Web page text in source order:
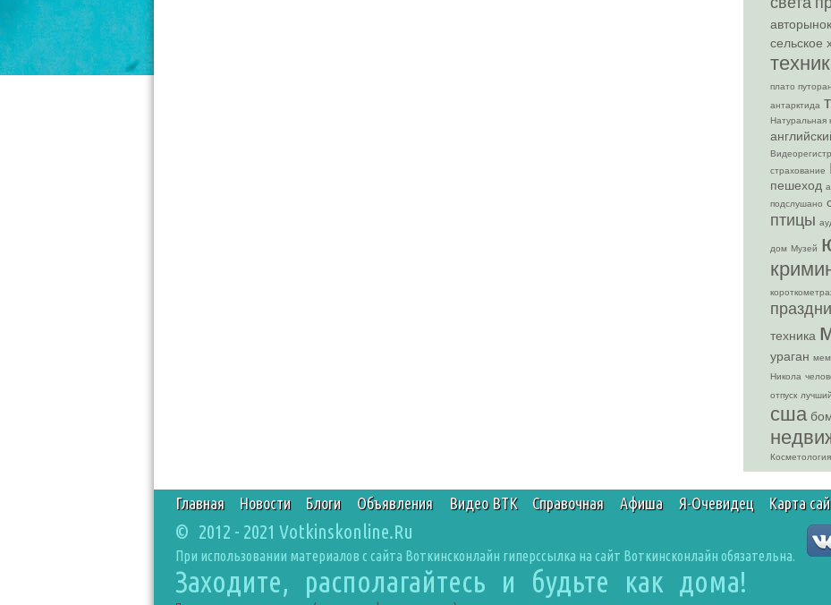
авторынок
сельское
плато
антарктида
Натуральная
страхование
пешеход
подслушано
птицы
дом Музей
техника
ураган мем
Никола
отпуск
сша
Косметология
Главная Новости Блоги Объявления Видео ВТК Справочная Афиша Я-Очевидец Карта
© 2012 - 2021 Votkinskonline.Ru
При использовании материалов с сайта Воткинсконлайн гиперссылка на сайт Воткинсконлайн обязательна.
Заходите, располагайтесь и будьте как дома!